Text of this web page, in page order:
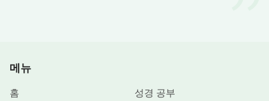
하고 돈을 버는 것이 아니라 육의 사치스러운 욕망을
만족시키고자 돈을 법니다. 돈을 더 벌어서 좋은 집,
메뉴
홈
성경 공부